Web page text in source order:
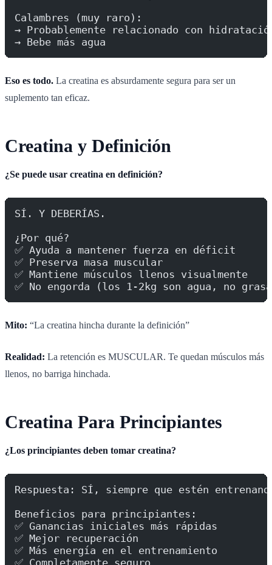
Calambres (muy raro):
→ Probablemente relacionado con
→ Bebe más agua
Eso es todo. La creatina es absurdamente segura para ser un
suplemento tan eficaz.
Creatina y Definición
¿Se puede usar creatina en definición?
SÍ. Y DEBERÍAS.
¿Por qué?
✅ Ayuda a mantener fuerza en déficit
✅ Preserva masa muscular
✅ Mantiene músculos llenos visualmente
✅ No engorda (los 1-2kg son agua, no
Mito: “La creatina hincha durante la definición”
Realidad: La retención es MUSCULAR. Te quedan músculos más
llenos, no barriga hinchada.
Creatina Para Principiantes
¿Los principiantes deben tomar creatina?
Respuesta: SÍ, siempre que estén
Beneficios para principiantes:
✅ Ganancias iniciales más rápidas
✅ Mejor recuperación
✅ Más energía en el entrenamiento
✅ Completamente seguro